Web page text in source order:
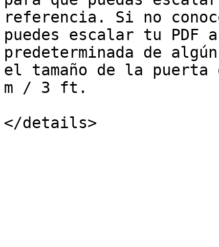
referencia. Si no
puedes escalar tu PDF
predeterminada de
el tamaño de la puerta
m / 3 ft.